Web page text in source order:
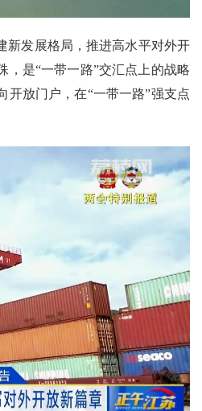
发展格局，推进高水平对外开
，是“一带一路”交汇点上的战略
开放门户，在“一带一路”强支点